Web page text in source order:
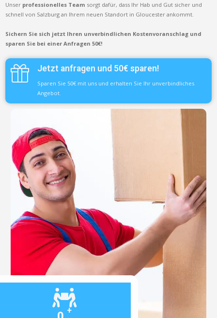
+
Unser professionelles Team sorgt dafür, dass Ihr Hab und Gut sicher und
schnell von Salzburg an Ihrem neuen Standort in Gloucester ankommt.
Sichern Sie sich jetzt Ihren unverbindlichen Kostenvoranschlag und
sparen Sie bei einer Anfragen 50€!
Jetzt anfragen und 50€ sparen!
Sparen Sie 50€ mit uns und erhalten Sie Ihr unverbindliches
Angebot.